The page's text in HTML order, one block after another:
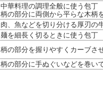
中華料理の調理全般に使う包
柄の部分に両側から平らな木柄
肉、魚などを切り分ける厚刃の
麺を細長く切るときに使う包
柄の部分を握りやすくカーブさ
柄の部分に手ぬぐいなどを巻い